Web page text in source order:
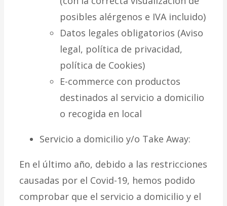
posibles alérgenos e IVA incluido)
Datos legales obligatorios (Aviso
legal, política de privacidad,
política de Cookies)
E-commerce con productos
destinados al servicio a domicilio
o recogida en local
Servicio a domicilio y/o Take Away:
En el último año, debido a las restricciones
causadas por el Covid-19, hemos podido
comprobar que el servicio a domicilio y el